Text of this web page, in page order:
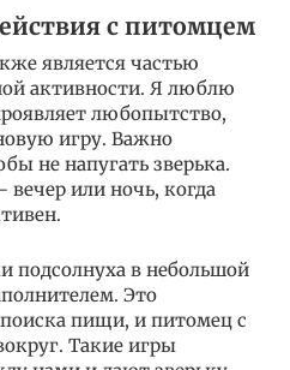
с питомцем
является частью
активности. Я люблю
любопытство,
игру. Важно
не напугать зверька.
или ночь, когда
подсолнуха в небольшой
Это
пищи, и питомец с
Такие игры